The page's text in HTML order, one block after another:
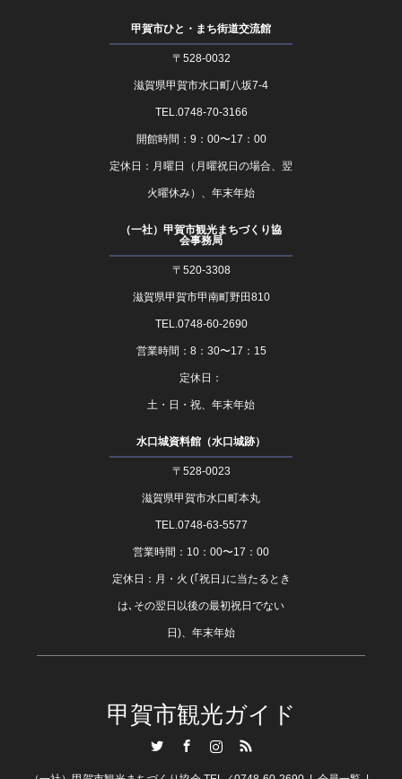
甲賀市ひと・まち街道交流館
〒528-0032
滋賀県甲賀市水口町八坂7-4
TEL.0748-70-3166
開館時間：9：00〜17：00
定休日：月曜日（月曜祝日の場合、翌
火曜休み）、年末年始
（一社）甲賀市観光まちづくり協
会事務局
〒520-3308
滋賀県甲賀市甲南町野田810
TEL.0748-60-2690
営業時間：8：30〜17：15
定休日：
土・日・祝、年末年始
水口城資料館（水口城跡）
〒528-0023
滋賀県甲賀市水口町本丸
TEL.0748-63-5577
営業時間：10：00〜17：00
定休日：月・火 (｢祝日｣に当たるとき
は､その翌日以後の最初祝日でない
日)、年末年始
甲賀市観光ガイド
RSS